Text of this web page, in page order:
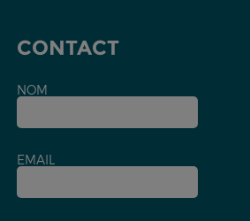
CONTACT
NOM
EMAIL